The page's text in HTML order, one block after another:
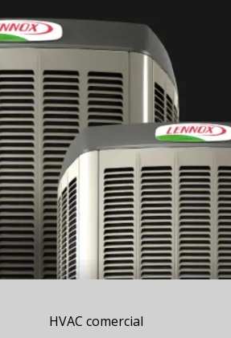
HVAC comercial